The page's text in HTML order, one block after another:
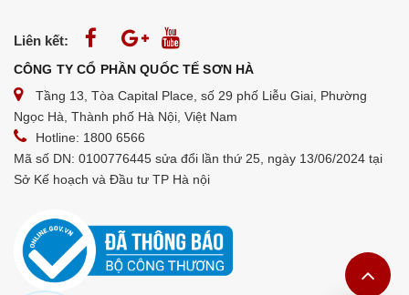
Liên kết:
CÔNG TY CỔ PHẦN QUỐC TẾ SƠN HÀ
Tầng 13, Tòa Capital Place, số 29 phố Liễu Giai, Phường
Ngọc Hà, Thành phố Hà Nội, Việt Nam
Hotline: 1800 6566
Mã số DN: 0100776445 sửa đổi lần thứ 25, ngày 13/06/2024 tại
Sở Kế hoạch và Đầu tư TP Hà nội